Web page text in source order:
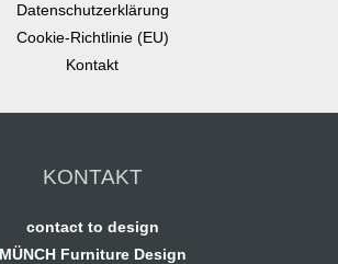
Datenschutzerklärung
Cookie-Richtlinie (EU)
Kontakt
KONTAKT
contact to design
MÜNCH Furniture Design